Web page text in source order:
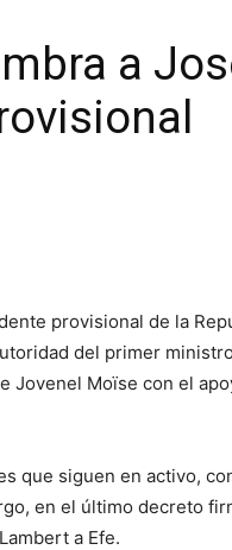
a
provisional de la
del primer
Jovenel Moïse con el
que siguen en activo,
en el último decreto
a Efe.